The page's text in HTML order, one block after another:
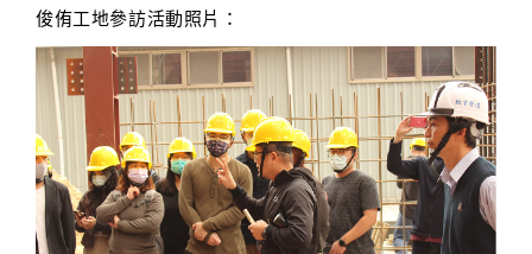
俊侑工地參訪活動照片：